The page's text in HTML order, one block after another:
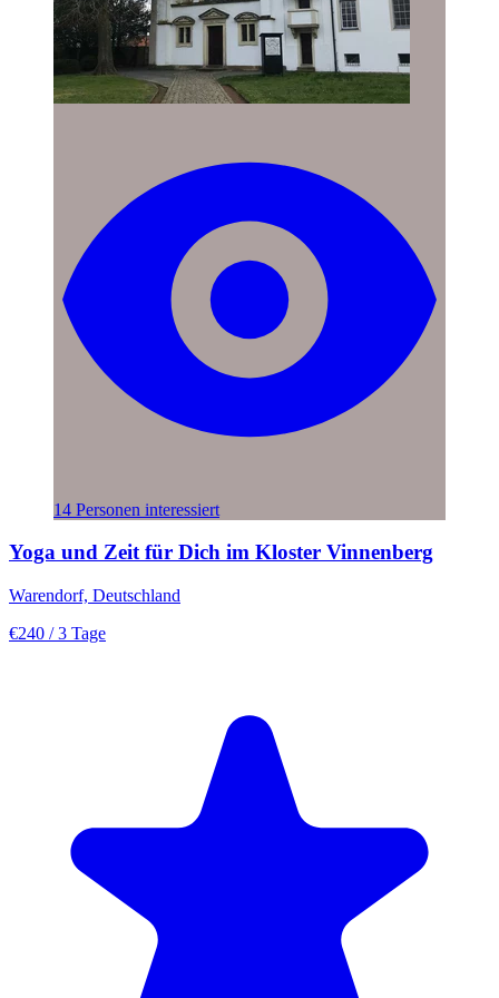
14 Personen interessiert
Yoga und Zeit für Dich im Kloster Vinnenberg
Warendorf, Deutschland
€240 / 3 Tage